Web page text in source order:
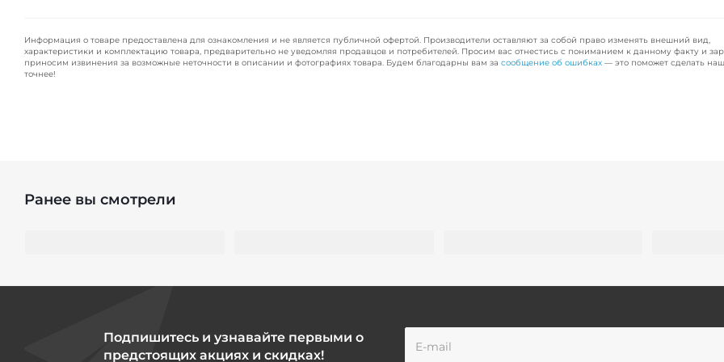
Информация о товаре предоставлена для ознакомления и не является публичной офертой. Производители оставляют за собой право изменять внешний вид,
характеристики и комплектацию товара, предварительно не уведомляя продавцов и потребителей. Просим вас отнестись с пониманием к данному факту и
приносим извинения за возможные неточности в описании и фотографиях товара. Будем благодарны вам за сообщение об ошибках — это поможет сделать
точнее!
Ранее вы смотрели
Подпишитесь и узнавайте первыми о
предстоящих акциях и скидках!